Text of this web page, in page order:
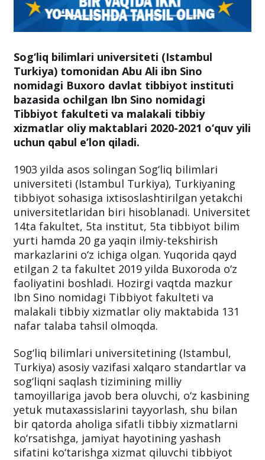
Sog‘liq bilimlari universiteti (Istambul
Turkiya) tomonidan Abu Ali ibn Sino
nomidagi Buxoro davlat tibbiyot instituti
bazasida ochilgan Ibn Sino nomidagi
Tibbiyot fakulteti va malakali tibbiy
xizmatlar oliy maktablari 2020-2021 o‘quv yili
uchun qabul e’lon qiladi.
1903 yilda asos solingan Sog‘liq bilimlari
universiteti (Istambul Turkiya), Turkiyaning
tibbiyot sohasiga ixtisoslashtirilgan yetakchi
universitetlaridan biri hisoblanadi. Universitet
14ta fakultet, 5ta institut, 5ta tibbiyot bilim
yurti hamda 20 ga yaqin ilmiy-tekshirish
markazlarini o‘z ichiga olgan. Yuqorida qayd
etilgan 2 ta fakultet 2019 yilda Buxoroda o‘z
faoliyatini boshladi. Hozirgi vaqtda mazkur
Ibn Sino nomidagi Tibbiyot fakulteti va
malakali tibbiy xizmatlar oliy maktabida 131
nafar talaba tahsil olmoqda.
Sog‘liq bilimlari universitetining (Istambul,
Turkiya) asosiy vazifasi xalqaro standartlar va
sog‘liqni saqlash tizimining milliy
tamoyillariga javob bera oluvchi, o‘z kasbining
yetuk mutaxassislarini tayyorlash, shu bilan
bir qatorda aholiga sifatli tibbiy xizmatlarni
ko‘rsatishga, jamiyat hayotining yashash
sifatini ko‘tarishga xizmat qiluvchi tibbiyot